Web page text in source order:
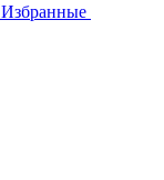
Избранные